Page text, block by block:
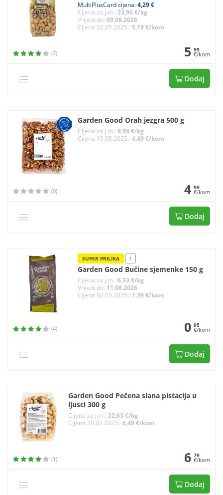
MultiPlusCard cijena:4,29 €
Cijena za j.m.: 23,96 €/kg
Vrijedi do: 09.08.2026
Cijena 02.05.2025.: 5,19 €/kom
(7) 5 99
€/kom
Dodaj
Garden Good Orah jezgra 500 g
Cijena za j.m.: 9,98 €/kg
Cijena 19.08.2025.: 4,49 €/kom
(0) 4 99
€/kom
Dodaj
SUPER PRILIKA !
Garden Good Bučine sjemenke 150 g
Cijena za j.m.: 6,33 €/kg
Vrijedi do: 11.08.2026
Cijena 02.05.2025.: 1,39 €/kom
(4) 0 95
€/kom
Dodaj
Garden Good Pečena slana pistacija u
ljusci 300 g
Cijena za j.m.:22,63 €/kg
Cijena 30.07.2025.:6,49 €/kom
(1) 6 79
€/kom
Dodaj